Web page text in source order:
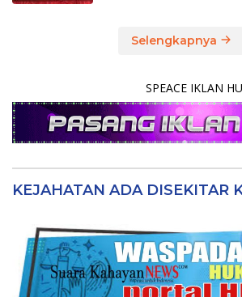
Selengkapnya
SPEACE IKLAN HUB.
KEJAHATAN ADA DISEKITAR